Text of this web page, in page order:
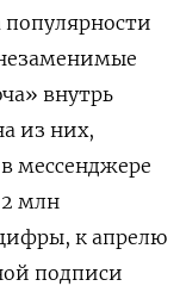
популярности
внутрь
из них,
мессенджере
2 млн
к апрелю
подписи